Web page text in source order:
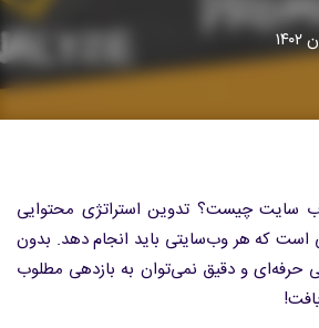
وب سایت چیست؟ تدوین استراتژی محتوایی
است که هر وب‌سایتی باید انجام دهد. بدون
حرفه‌ای و دقیق نمی‌توان به بازدهی مطلوب